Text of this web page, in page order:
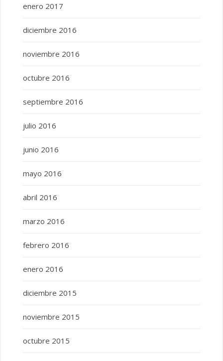
enero 2017
diciembre 2016
noviembre 2016
octubre 2016
septiembre 2016
julio 2016
junio 2016
mayo 2016
abril 2016
marzo 2016
febrero 2016
enero 2016
diciembre 2015
noviembre 2015
octubre 2015